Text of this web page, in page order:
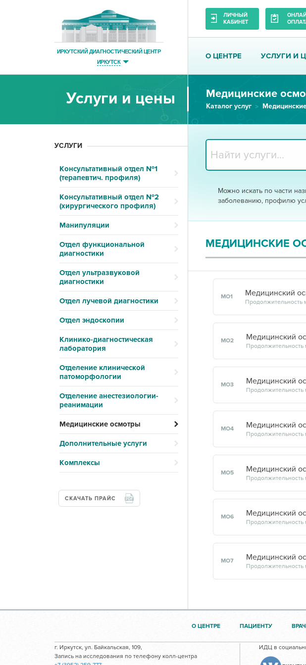
ИРКУТСКИЙ ДИАГНОСТИЧЕСКИЙ ЦЕНТР
ИРКУТСК
ЛИЧНЫЙ
КАБИНЕТ
О ЦЕНТРЕ УСЛУГИ И
Услуги и цены Медицинские
Каталог услуг
УСЛУГИ
Консультативный отдел №1
(терапевтич. профиля)
Консультативный отдел №2
(хирургического профиля)
Манипуляции
Отдел функциональной
диагностики
Отдел ультразвуковой
диагностики
Отдел лучевой диагностики
Отдел эндоскопии
Клинико-диагностическая
лаборатория
Отделение клинической
патоморфологии
Отделение анестезиологии-
реанимации
Медицинские осмотры
Дополнительные услуги
Комплексы
СКАЧАТЬ ПРАЙС
Можно искать по части
заболеванию, профилю
МЕДИЦИНСКИЕ
МО1 Медицинский
МО2 Медицинский
МО3 Медицинский
МО4 Медицинский
МО5 Медицинский
МО6 Медицинский
МО7 Медицинский
О ЦЕНТРЕ ПАЦИЕНТУ
г. Иркутск, ул. Байкальская, 109,
Запись на исследования по телефону колл-центра
ИДЦ в